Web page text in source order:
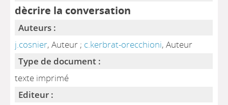
dècrire la conversation
Auteurs :
j.cosnier, Auteur ; c.kerbrat-orecchioni, Auteur
Type de document :
texte imprimé
Editeur :